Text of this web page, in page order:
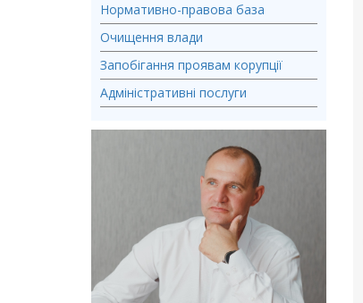
Нормативно-правова база
Очищення влади
Запобігання проявам корупції
Адміністративні послуги